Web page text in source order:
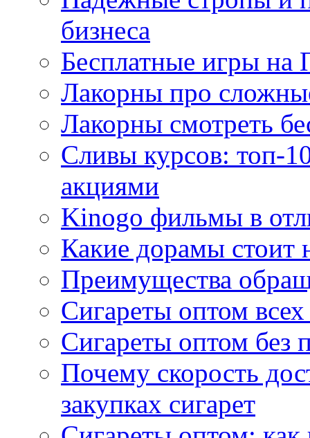
бизнеса
Бесплатные игры на
Лакорны про
Лакорны смотреть
Сливы курсов: топ-
акциями
Kinogo фильмы в
Какие дорамы стоит
Преимущества
Сигареты оптом
Сигареты оптом без
Почему скорость
закупках сигарет